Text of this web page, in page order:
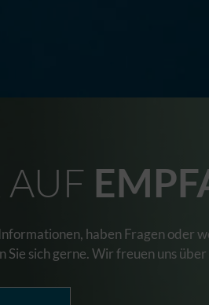
haben Fragen oder
Sie sich gerne. Wir freuen uns